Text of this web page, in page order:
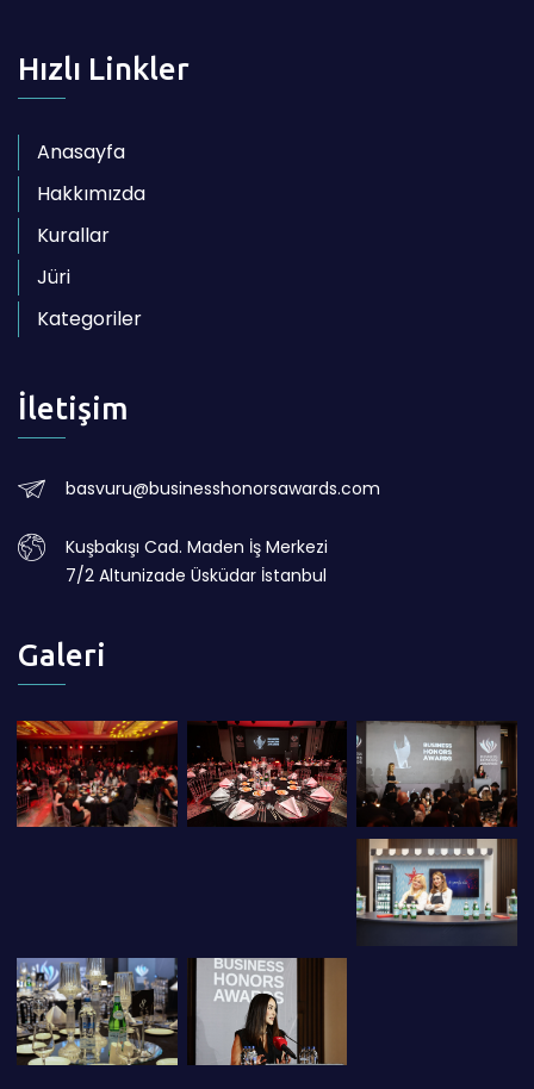
Hızlı Linkler
Anasayfa
Hakkımızda
Kurallar
Jüri
Kategoriler
İletişim
basvuru@businesshonorsawards.com
Kuşbakışı Cad. Maden İş Merkezi
7/2 Altunizade Üsküdar İstanbul
Galeri